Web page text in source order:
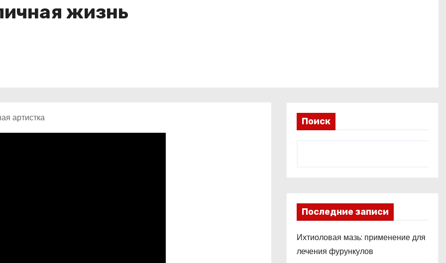
жизнь
Поиск
Последние записи
Ихтиоловая мазь: применение для
лечения фурункулов